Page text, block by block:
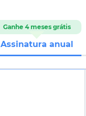
Ganhe 4 meses grátis
Assinatura anual